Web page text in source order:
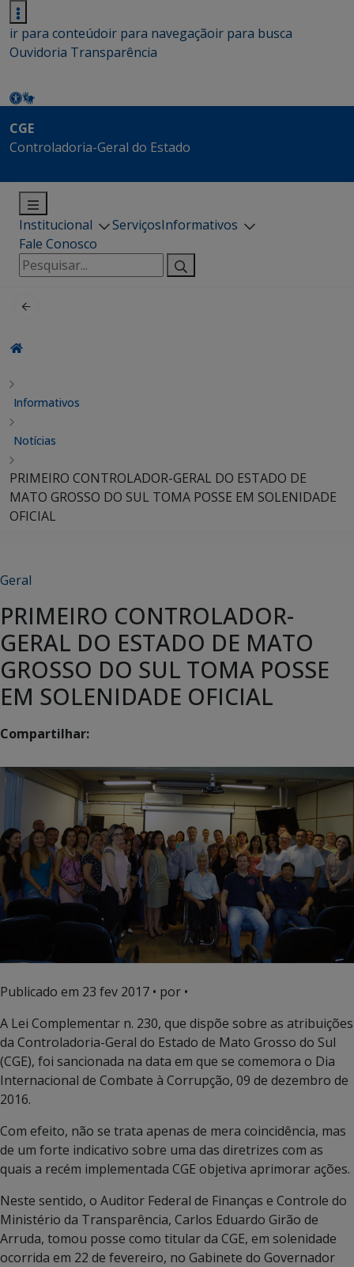
ir para conteúdoir para navegaçãoir para busca
Ouvidoria Transparência
CGE
Controladoria-Geral do Estado
Institucional ServiçosInformativos
Fale Conosco
Pesquisar
por:
Informativos
Notícias
PRIMEIRO CONTROLADOR-GERAL DO ESTADO DE
MATO GROSSO DO SUL TOMA POSSE EM SOLENIDADE
OFICIAL
Geral
PRIMEIRO CONTROLADOR-
GERAL DO ESTADO DE MATO
GROSSO DO SUL TOMA POSSE
EM SOLENIDADE OFICIAL
Compartilhar:
Publicado em 23 fev 2017 • por •
A Lei Complementar n. 230, que dispõe sobre as atribuições
da Controladoria-Geral do Estado de Mato Grosso do Sul
(CGE), foi sancionada na data em que se comemora o Dia
Internacional de Combate à Corrupção, 09 de dezembro de
2016.
Com efeito, não se trata apenas de mera coincidência, mas
de um forte indicativo sobre uma das diretrizes com as
quais a recém implementada CGE objetiva aprimorar ações.
Neste sentido, o Auditor Federal de Finanças e Controle do
Ministério da Transparência, Carlos Eduardo Girão de
Arruda, tomou posse como titular da CGE, em solenidade
ocorrida em 22 de fevereiro, no Gabinete do Governador